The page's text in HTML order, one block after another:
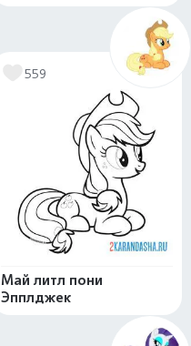
559
Май литл пони
Эпплджек